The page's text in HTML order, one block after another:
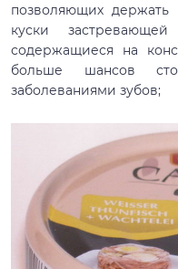
позволяющих
куски
содержащиеся на
больше шансов
заболеваниями зубов;